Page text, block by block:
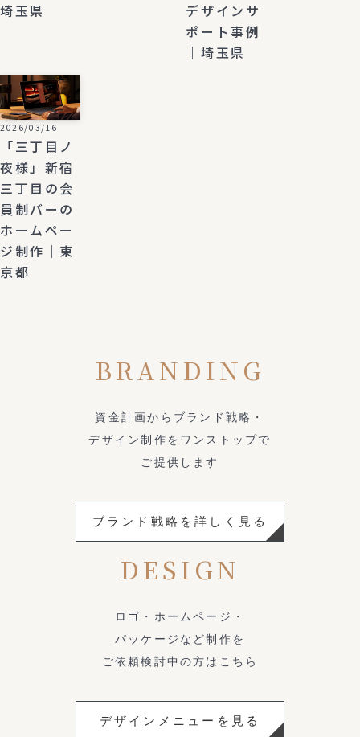
埼玉県
デザインサ
ポート事例
｜埼玉県
2026/03/16
「三丁目ノ
夜様」新宿
三丁目の会
員制バーの
ホームペー
ジ制作｜東
京都
BRANDING
資金計画からブランド戦略・
デザイン制作をワンストップで
ご提供します
ブランド戦略を詳しく見る
DESIGN
ロゴ・ホームページ・
パッケージなど制作を
ご依頼検討中の方はこちら
デザインメニューを見る